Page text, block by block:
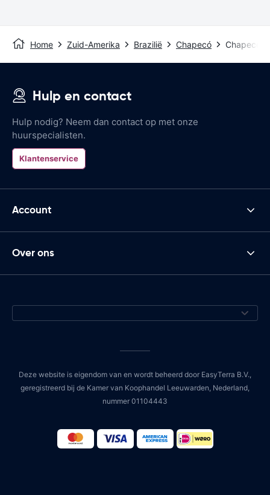
Home Zuid-Amerika Brazilië Chapecó Chapecó-
Hulp en contact
Hulp nodig? Neem dan contact op met onze
huurspecialisten.
Klantenservice
Account
Over ons
Deze website is eigendom van en wordt beheerd door EasyTerra B.V.,
geregistreerd bij de Kamer van Koophandel Leeuwarden, Nederland,
nummer 01104443